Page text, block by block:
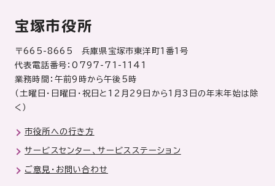
宝塚市役所
〒665-8665 兵庫県宝塚市東洋町1番1号
代表電話番号：0797-71-1141
業務時間：午前9時から午後5時
（土曜日・日曜日・祝日と12月29日から1月3日の年末年始は除
く）
市役所への行き方
サービスセンター、サービスステーション
ご意見・お問い合わせ